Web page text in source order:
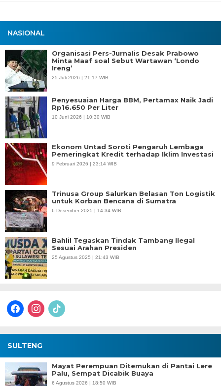
NASIONAL
Organisasi Pers-Jurnalis Desak Prabowo
Minta Maaf soal Sebut Wartawan ‘Londo
Ireng’
25 Juli 2026 | 21:17 WIB
Penyesuaian Harga BBM, Pertamax Naik Jadi
Rp16.650 Per Liter
10 Juni 2026 | 10:30 WIB
Ekonom Untad Soroti Pengaruh Lembaga
Pemeringkat Kredit terhadap Iklim Investasi
9 Februari 2026 | 23:14 WIB
Trinusa Group Salurkan Belasan Ton Logistik
untuk Korban Bencana di Sumatra
6 Desember 2025 | 14:34 WIB
Bahlil Tegaskan Tindak Tambang Ilegal
Sesuai Arahan Presiden
25 Agustus 2025 | 21:43 WIB
facebookinstagram
tiktok
SULTENG
Mayat Perempuan Ditemukan di Pantai Lere
Palu, Sempat Dicabik Buaya
6 Agustus 2026 | 18:50 WIB